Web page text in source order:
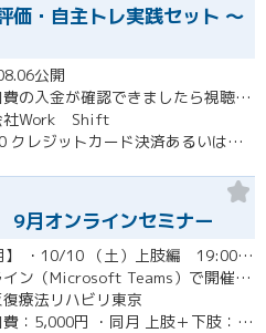
価・自主トレ実践セット ～
公開
・参加費の入金が確認できましたら視聴用URLとパスワードおよび資料をお申込みいただきましたメールアドレスに送付します。
社Work Shift
¥4,000 クレジットカード決済あるいは銀行振込となります。
月オンラインセミナー
【10月】 ・10/10 （土）上肢編 19:00-20:30(最大21:00) ・10/24（土）下肢編 19…開催
オンライン（Microsoft Teams）で開催。ご入金確認後メールにてURLをお知らせいたします。
療法リハビリ東京
・参加費：5,000円 ・同月 上肢＋下肢：9,000円